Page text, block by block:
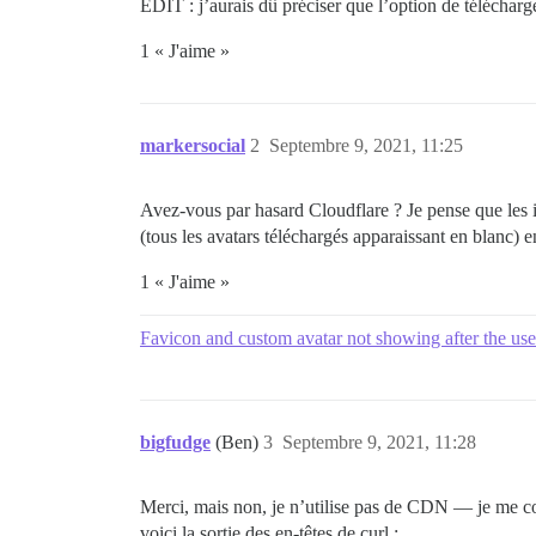
EDIT : j’aurais dû préciser que l’option de
1 « J'aime »
markersocial Septembre 9, 2021, 11:25
2
Avez-vous par hasard Cloudflare ? Je pense que
(tous les avatars téléchargés apparaissant en blanc)
1 « J'aime »
Favicon and custom avatar not showing after the
bigfudge (Ben) Septembre 9, 2021, 11:28
3
Merci, mais non, je n’utilise pas de CDN — je me